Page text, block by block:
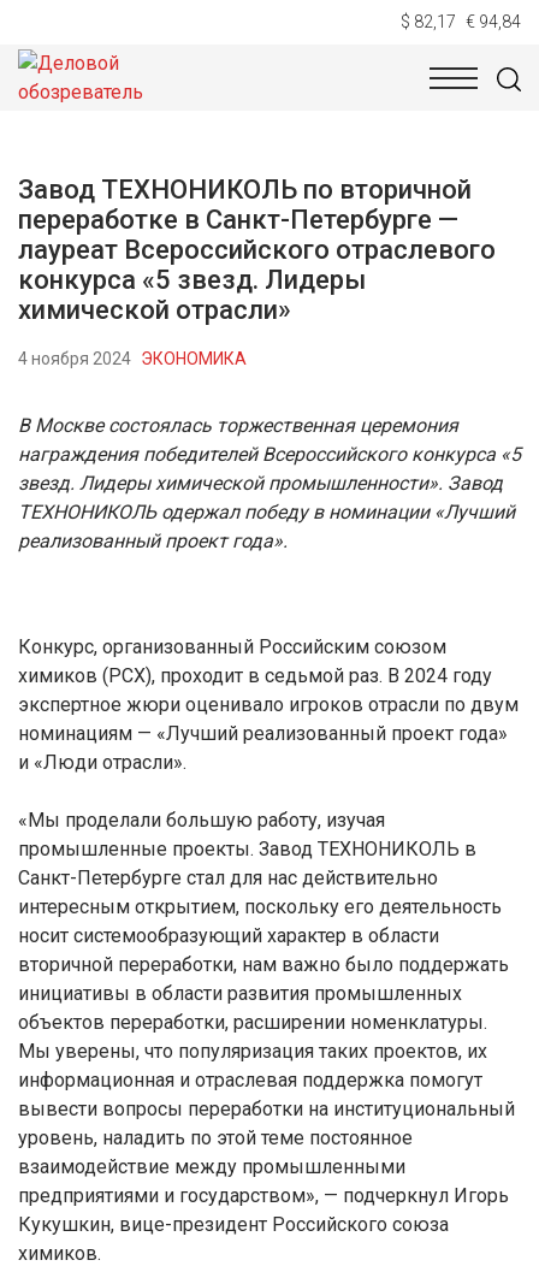
$ 82,17 € 94,84
НОВОСТИ
Завод ТЕХНОНИКОЛЬ по вторичной
переработке в Санкт-Петербурге —
лауреат Всероссийского отраслевого
конкурса «5 звезд. Лидеры
химической отрасли»
4 ноября 2024 ЭКОНОМИКА
В Москве состоялась торжественная церемония
награждения победителей Всероссийского конкурса «5
звезд. Лидеры химической промышленности». Завод
ТЕХНОНИКОЛЬ одержал победу в номинации «Лучший
реализованный проект года».
Конкурс, организованный Российским союзом
химиков (РСХ), проходит в седьмой раз. В 2024 году
экспертное жюри оценивало игроков отрасли по двум
номинациям — «Лучший реализованный проект года»
и «Люди отрасли».
«Мы проделали большую работу, изучая
промышленные проекты. Завод ТЕХНОНИКОЛЬ в
Санкт-Петербурге стал для нас действительно
интересным открытием, поскольку его деятельность
носит системообразующий характер в области
вторичной переработки, нам важно было поддержать
инициативы в области развития промышленных
объектов переработки, расширении номенклатуры.
Мы уверены, что популяризация таких проектов, их
информационная и отраслевая поддержка помогут
вывести вопросы переработки на институциональный
уровень, наладить по этой теме постоянное
взаимодействие между промышленными
предприятиями и государством», — подчеркнул Игорь
Кукушкин, вице-президент Российского союза
химиков.